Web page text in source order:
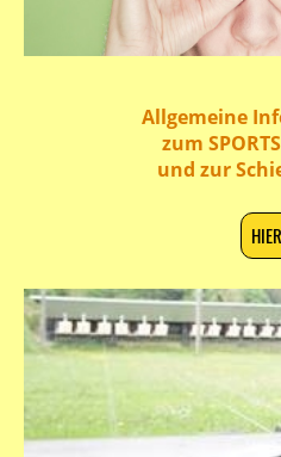
Allgemeine
zum
und zur
HIER